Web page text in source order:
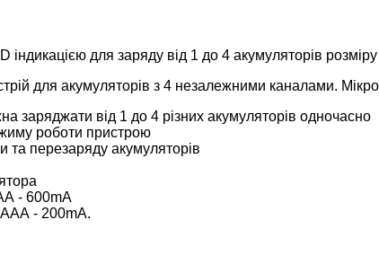
індикацією для заряду від 1 до 4 акумуляторів
для акумуляторів з 4 незалежними каналами.
заряджати від 1 до 4 різних акумуляторів одночасно
роботи пристрою
та перезаряду акумуляторів
- 600mA
- 200mA.